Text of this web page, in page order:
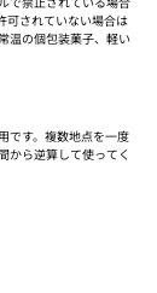
可されていない場合は
温の個包装菓子、軽い
です。複数地点を一度
から逆算して使ってく